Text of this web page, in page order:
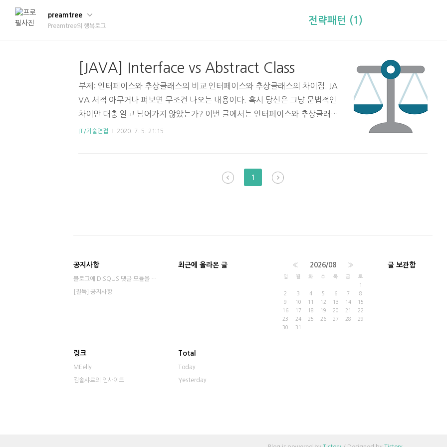
preamtree
Preamtree의 행복로그
전략패턴 (1)
[JAVA] Interface vs Abstract Class
부제: 인터페이스와 추상클래스의 비교 인터페이스와 추상클래스의 차이점. JA
VA 서적 아무거나 펴보면 무조건 나오는 내용이다. 혹시 당신은 그냥 문법적인
차이만 대충 알고 넘어가지 않았는가? 이번 글에서는 인터페이스와 추상클래스
를 비교해보겠다. 1. Abstract Class 클래스의 형태 중 하나이다. 클래스는 일
언 예는 아래와 같다. public abstract class Human { public abstract void sl
eep(); public abstract int food(); } 추상 클래스가 일반 클래스와 ..
IT/기술면접 2020. 7. 5. 21:15
1
공지사항
블로그에 DISQUS 댓글 모듈을 적용했습니다⋯
[필독] 공지사항
최근에 올라온 글 « 2026/08 »
일 월 화 수 목 금 토
1
2
3 4 5 6 7
8
9
10 11 12 13 14
15
16
17 18 19 20 21
22
23
24 25 26 27 28
29
30
31
글 보관함
링크
MEelly
김솔샤르의 인사이트
Total
Today
Yesterday